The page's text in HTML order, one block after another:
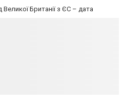
Великої Британії з ЄС – дата